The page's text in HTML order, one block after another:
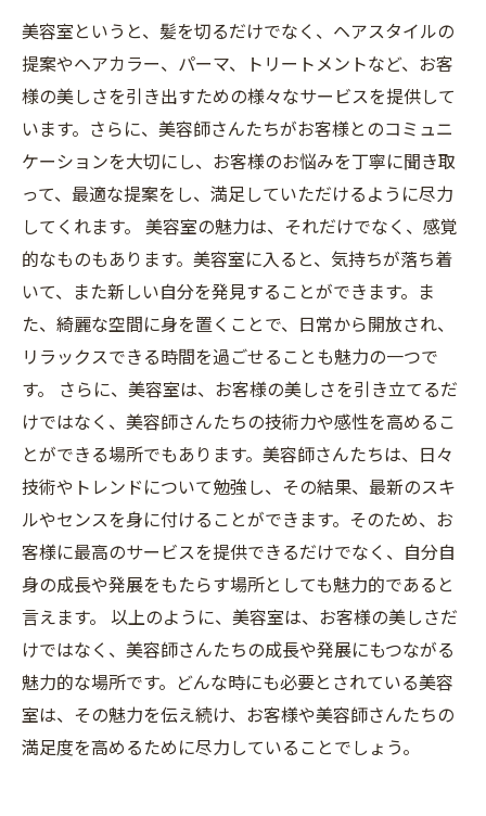
美容室というと、髪を切るだけでなく、ヘアスタイルの
提案やヘアカラー、パーマ、トリートメントなど、お客
様の美しさを引き出すための様々なサービスを提供して
います。さらに、美容師さんたちがお客様とのコミュニ
ケーションを大切にし、お客様のお悩みを丁寧に聞き取
って、最適な提案をし、満足していただけるように尽力
してくれます。 美容室の魅力は、それだけでなく、感覚
的なものもあります。美容室に入ると、気持ちが落ち着
いて、また新しい自分を発見することができます。ま
た、綺麗な空間に身を置くことで、日常から開放され、
リラックスできる時間を過ごせることも魅力の一つで
す。 さらに、美容室は、お客様の美しさを引き立てるだ
けではなく、美容師さんたちの技術力や感性を高めるこ
とができる場所でもあります。美容師さんたちは、日々
技術やトレンドについて勉強し、その結果、最新のスキ
ルやセンスを身に付けることができます。そのため、お
客様に最高のサービスを提供できるだけでなく、自分自
身の成長や発展をもたらす場所としても魅力的であると
言えます。 以上のように、美容室は、お客様の美しさだ
けではなく、美容師さんたちの成長や発展にもつながる
魅力的な場所です。どんな時にも必要とされている美容
室は、その魅力を伝え続け、お客様や美容師さんたちの
満足度を高めるために尽力していることでしょう。